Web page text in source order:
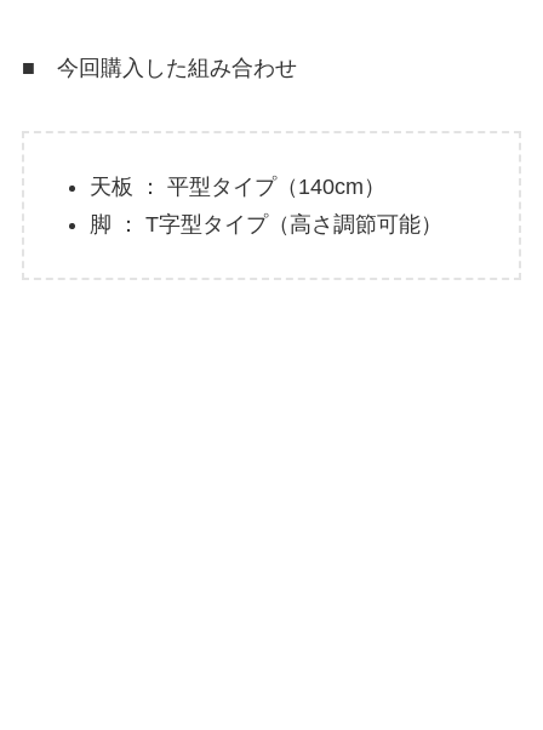
■ 今回購入した組み合わせ
天板 ： 平型タイプ（140cm）
脚 ： T字型タイプ（高さ調節可能）